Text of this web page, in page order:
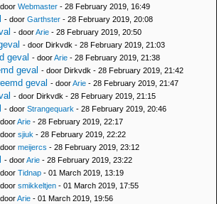
Webmaster - 28 February 2019, 16:49
- door Garthster - 28 February 2019, 20:08
- doorArie - 28 February 2019, 20:50
- door Dirkvdk - 28 February 2019, 21:03
geval - doorArie - 28 February 2019, 21:38
geval - door Dirkvdk - 28 February 2019, 21:42
geval - doorArie - 28 February 2019, 21:47
- door Dirkvdk - 28 February 2019, 21:15
- door Strangequark - 28 February 2019, 20:46
Arie - 28 February 2019, 22:17
sjiuk - 28 February 2019, 22:22
meijercs - 28 February 2019, 23:12
- doorArie - 28 February 2019, 23:22
Tidnap - 01 March 2019, 13:19
smikkeltjen - 01 March 2019, 17:55
Arie - 01 March 2019, 19:56